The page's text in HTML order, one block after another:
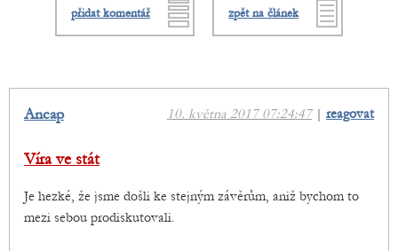
přidat komentář zpět na článek
10. května 2017 07:24:47| reagovat
Ancap
Víra ve stát
Je hezké, že jsme došli ke stejným závěrům, aniž bychom to
mezi sebou prodiskutovali.